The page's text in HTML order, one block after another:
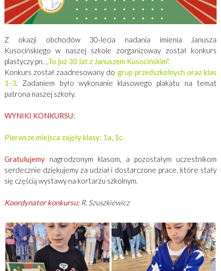
Z okazji obchodów 30-lecia nadania imienia Janusza
Kusocińskiego w naszej szkole zorganizoway został konkurs
plastyczy pn. ,,To już 30 lat z Januszem Kusocińskim".
Konkurs został zaadresowany do grup przedszkolnych oraz klas
1-3. Zadaniem było wykonanie klasowego plakatu na temat
patrona naszej szkoły.
WYNIKI KONKURSU:
Pierwsze miejsca zajęły klasy: 1a, 1c.
Gratulujemy nagrodzonym klasom, a pozostałym uczestnikom
serdecznie dziękujemy za udział i dostarczone prace, które stały
się częścią wystawy na kortarzu szkolnym.
Koordynator konkursu: R. Szuszkiewicz